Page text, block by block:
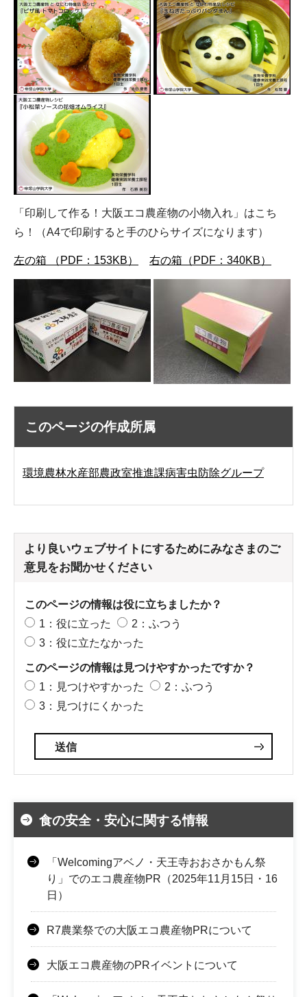
「印刷して作る！大阪エコ農産物の小物入れ」はこち
ら！（A4で印刷すると手のひらサイズになります）
左の箱 （PDF：153KB） 右の箱（PDF：340KB）
このページの作成所属
環境農林水産部農政室推進課病害虫防除グループ
より良いウェブサイトにするためにみなさまのご
意見をお聞かせください
このページの情報は役に立ちましたか？
1：役に立った
2：ふつう
3：役に立たなかった
このページの情報は見つけやすかったですか？
1：見つけやすかった
2：ふつう
3：見つけにくかった
食の安全・安心に関する情報
「Welcomingアベノ・天王寺おおさかもん祭
り」でのエコ農産物PR（2025年11月15日・16
日）
R7農業祭での大阪エコ農産物PRについて
大阪エコ農産物のPRイベントについて